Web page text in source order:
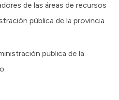
de las áreas de recursos
pública de la provincia
publica de la